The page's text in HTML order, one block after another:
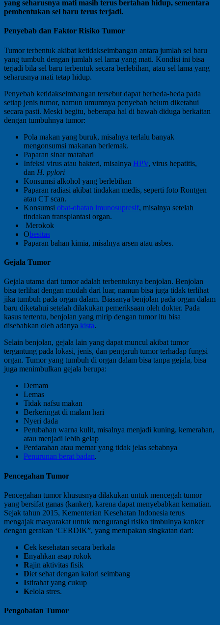
yang seharusnya mati masih terus bertahan hidup, sementara
pembentukan sel baru terus terjadi.
Penyebab dan Faktor Risiko Tumor
Tumor terbentuk akibat ketidakseimbangan antara jumlah sel baru
yang tumbuh dengan jumlah sel lama yang mati. Kondisi ini bisa
terjadi bila sel baru terbentuk secara berlebihan, atau sel lama yang
seharusnya mati tetap hidup.
Penyebab ketidakseimbangan tersebut dapat berbeda-beda pada
setiap jenis tumor, namun umumnya penyebab belum diketahui
secara pasti. Meski begitu, beberapa hal di bawah diduga berkaitan
dengan tumbuhnya tumor:
Pola makan yang buruk, misalnya terlalu banyak
mengonsumsi makanan berlemak.
Paparan sinar matahari
Infeksi virus atau bakteri, misalnya HPV, virus hepatitis,
dan H. pylori
Konsumsi alkohol yang berlebihan
Paparan radiasi akibat tindakan medis, seperti foto Rontgen
atau CT scan.
Konsumsi obat-obatan imunosupresif, misalnya setelah
tindakan transplantasi organ.
Merokok
Obesitas
Paparan bahan kimia, misalnya arsen atau asbes.
Gejala Tumor
Gejala utama dari tumor adalah terbentuknya benjolan. Benjolan
bisa terlihat dengan mudah dari luar, namun bisa juga tidak terlihat
jika tumbuh pada organ dalam. Biasanya benjolan pada organ dalam
baru diketahui setelah dilakukan pemeriksaan oleh dokter. Pada
kasus tertentu, benjolan yang mirip dengan tumor itu bisa
disebabkan oleh adanya kista.
Selain benjolan, gejala lain yang dapat muncul akibat tumor
tergantung pada lokasi, jenis, dan pengaruh tumor terhadap fungsi
organ. Tumor yang tumbuh di organ dalam bisa tanpa gejala, bisa
juga menimbulkan gejala berupa:
Demam
Lemas
Tidak nafsu makan
Berkeringat di malam hari
Nyeri dada
Perubahan warna kulit, misalnya menjadi kuning, kemerahan,
atau menjadi lebih gelap
Perdarahan atau memar yang tidak jelas sebabnya
Penurunan berat badan.
Pencegahan Tumor
Pencegahan tumor khususnya dilakukan untuk mencegah tumor
yang bersifat ganas (kanker), karena dapat menyebabkan kematian.
Sejak tahun 2015, Kementerian Kesehatan Indonesia terus
mengajak masyarakat untuk mengurangi risiko timbulnya kanker
dengan gerakan ‘CERDIK”, yang merupakan singkatan dari:
Cek kesehatan secara berkala
Enyahkan asap rokok
Rajin aktivitas fisik
Diet sehat dengan kalori seimbang
Istirahat yang cukup
Kelola stres.
Pengobatan Tumor